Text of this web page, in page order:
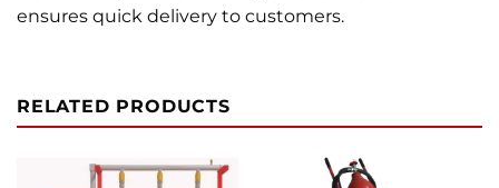
ensures quick delivery to customers.
RELATED PRODUCTS